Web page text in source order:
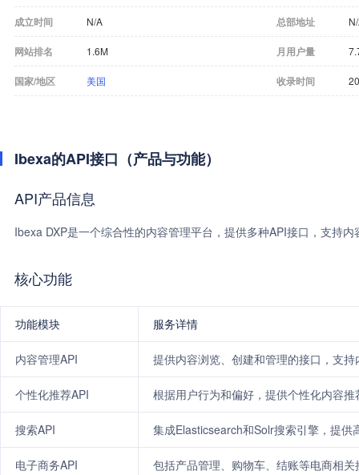
成立时间 N/A 总部地址
网站排名 1.6M 月用户量
国家/地区 美国 收录时间
Ibexa的API接口（产品与功能）
API产品信息
Ibexa DXP是一个综合性的内容管理平台，提供多种API接口，支持
核心功能
功能模块 服务详情
内容管理API 提供内容浏览、创建和管理的接口，支
个性化推荐API 根据用户行为和偏好，提供个性化内容推
搜索API 集成Elasticsearch和Solr搜索引擎，提供
电子商务API 包括产品管理、购物车、结账等电商相